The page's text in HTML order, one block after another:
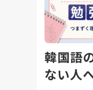
韓国語
ない人